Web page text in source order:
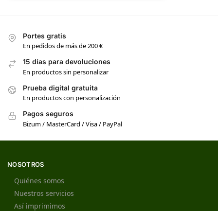
Portes gratis
En pedidos de más de 200 €
15 días para devoluciones
En productos sin personalizar
Prueba digital gratuita
En productos con personalización
Pagos seguros
Bizum / MasterCard / Visa / PayPal
NOSOTROS
Quiénes somos
Nuestros servicios
Así imprimimos